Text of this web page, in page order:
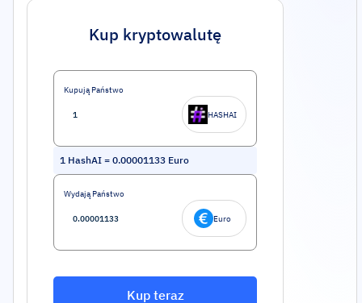
Kup kryptowalutę
Kupują Państwo
HASHAI
1 HashAI = 0.00001133 Euro
Wydają Państwo
Euro
Kup teraz